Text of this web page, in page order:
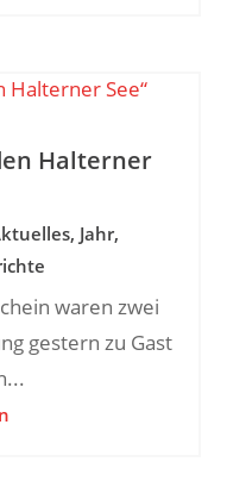
Halterner
, Jahr,
waren zwei
gestern zu Gast